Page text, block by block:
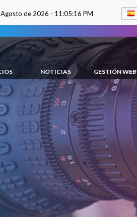
de 2026 - 11:05:17 PM
NOTICIAS GESTIÓN WEB